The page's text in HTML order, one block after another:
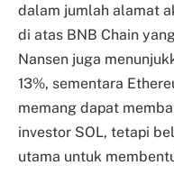
dalam jumlah alamat
di atas BNB Chain
Nansen juga
13%, sementara
memang dapat
investor SOL, tetapi
utama untuk